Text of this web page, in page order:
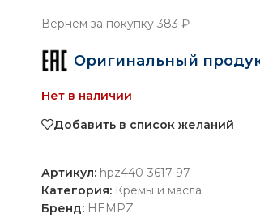
Вернем за покупку383 ₽
Оригинальный
Нет в наличии
Добавить в список желаний
Артикул: hpz440-3617-97
Категория: Кремы и масла
Бренд: HEMPZ